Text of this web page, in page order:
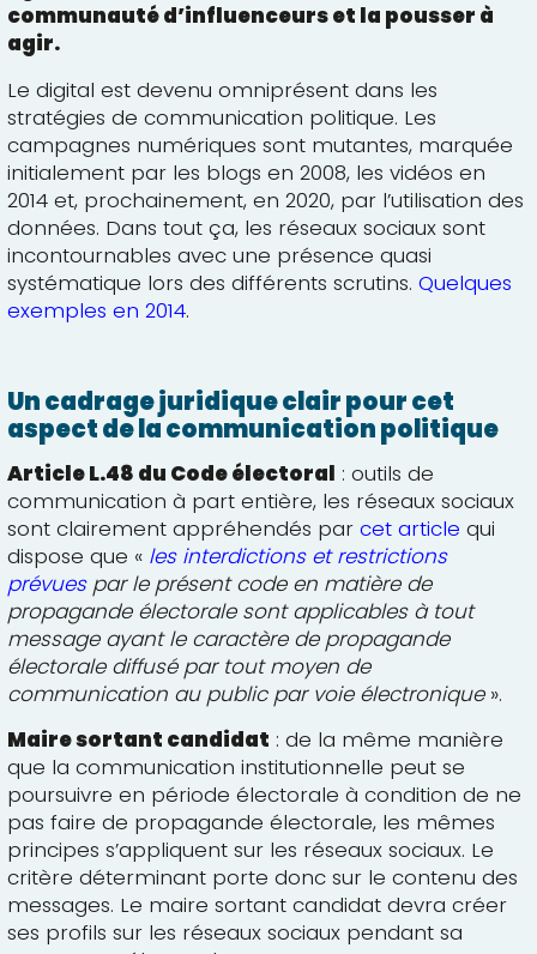
communauté d’influenceurs et la pousser à
agir.
Le digital est devenu omniprésent dans les
stratégies de communication politique. Les
campagnes numériques sont mutantes, marquée
initialement par les blogs en 2008, les vidéos en
2014 et, prochainement, en 2020, par l’utilisation des
données. Dans tout ça, les réseaux sociaux sont
incontournables avec une présence quasi
systématique lors des différents scrutins. Quelques
exemples en 2014.
Un cadrage juridique clair pour cet
aspect de la communication politique
Article L.48 du Code électoral : outils de
communication à part entière, les réseaux sociaux
sont clairement appréhendés par cet article qui
dispose que « les interdictions et restrictions
prévues par le présent code en matière de
propagande électorale sont applicables à tout
message ayant le caractère de propagande
électorale diffusé par tout moyen de
communication au public par voie électronique».
Maire sortant candidat : de la même manière
que la communication institutionnelle peut se
poursuivre en période électorale à condition de ne
pas faire de propagande électorale, les mêmes
principes s’appliquent sur les réseaux sociaux. Le
critère déterminant porte donc sur le contenu des
messages. Le maire sortant candidat devra créer
ses profils sur les réseaux sociaux pendant sa